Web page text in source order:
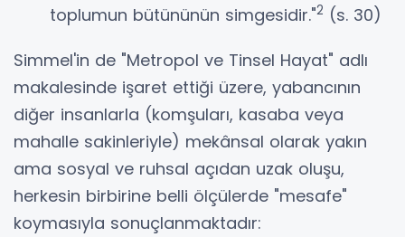
toplumun bütününün simgesidir."2 (s. 30)
Simmel'in de "Metropol ve Tinsel Hayat" adlı
makalesinde işaret ettiği üzere, yabancının
diğer insanlarla (komşuları, kasaba veya
mahalle sakinleriyle) mekânsal olarak yakın
ama sosyal ve ruhsal açıdan uzak oluşu,
herkesin birbirine belli ölçülerde "mesafe"
koymasıyla sonuçlanmaktadır: